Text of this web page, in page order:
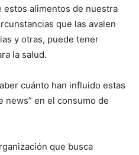
alimentos de nuestra
que las avalen
y otras, puede tener
la salud.
cuánto han influido estas
news” en el consumo de
que busca